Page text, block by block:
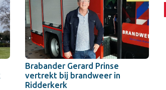
Brabander Gerard Prinse
vertrekt bij brandweer in
Ridderkerk